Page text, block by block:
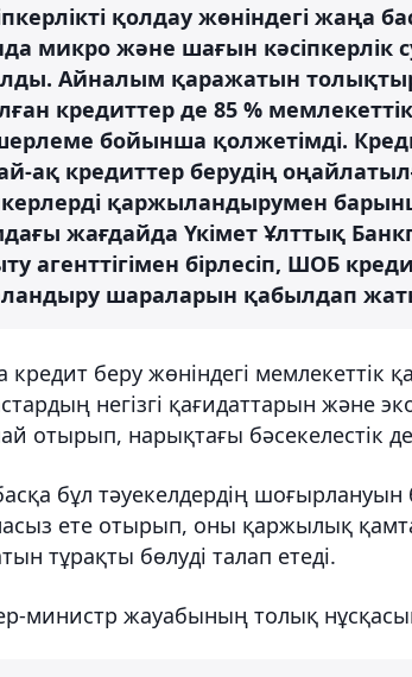
қолдау жөніндегі жаңа
микро және шағын кәсіпкерлік
Айналым қаражатын
кредиттер де 85 %
бойынша қолжетімді.
ақ кредиттер берудің
қаржыландырумен
жағдайда Үкімет Ұлттық
агенттігімен бірлесіп, ШОБ
шараларын қабылдап
беру жөніндегі мемлекеттік
негізгі қағидаттарын және
отырып, нарықтағы бәсекелестік
бұл тәуекелдердің
ете отырып, оны қаржылық
тұрақты бөлуді талап етеді.
министр жауабының толық